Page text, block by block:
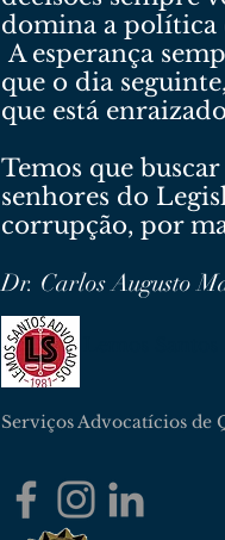
domina a política
A esperança
que o dia
que está
Temos que
senhores do
corrupção, por
Dr. Carlos Augusto
Serviços Advocatícios de